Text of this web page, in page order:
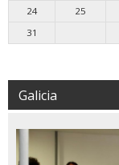
24 25
31
Galicia